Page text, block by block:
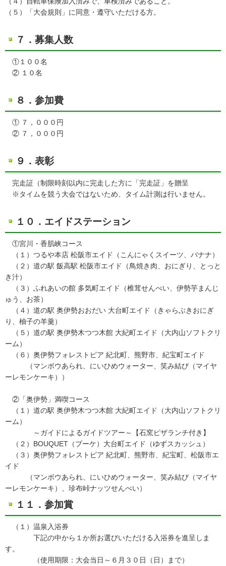
（５）「大会規則」に同意・遵守いただける方。
７．募集人数
①１００名
② １０名
８．参加費
① ７，０００円
② ７，０００円
９．表彰
完走証（制限時刻以内に完走した方に「完走証」を贈呈
※タイムを競う大会ではないため、タイム計測は行いません。
１０．エイドステーション
①宮川・香肌峡コース
（１）つるや本店 松阪市エイド（こんにゃくスイーツ、バナナ）
（２）道の駅 飯高駅 松阪市エイド（鳥焼き肉、おにぎり、とっと
き汁）
（３）ふれあいの館 多気町エイド（椎茸せんべい、伊勢芋まんじ
ゅう、お茶）
（４）道の駅 奥伊勢おおだい 大台町エイド（きゃらぶきおにぎ
り、柚子の羊羹）
（５）道の駅 奥伊勢木つつ木館 大紀町エイド（大内山ソフトクリ
ーム）
（６）奥伊勢フォレストピア 紀北町、熊野市、紀宝町エイド
（マンボウあられ、にいひめウォーター、笑み結び（マイヤ
ーレモンケーキ））
②「奥伊勢」満喫コース
（１）道の駅 奥伊勢木つつ木館 大紀町エイド（大内山ソフトクリ
ーム）
～ガイドによるガイドツアー～【石窯ピザランチ付き】
（２）BOUQUET（ブーケ）大台町エイド（ゆずスカッシュ）
（３）奥伊勢フォレストピア 紀北町、熊野市、紀宝町、松阪市エ
イド
（マンボウあられ、にいひめウォーター、笑み結び（マイヤ
ーレモンケーキ）、珍布峠ナッツせんべい）
１１．参加賞
（１）温泉入浴券
下記の中から１か所お選びいただける入浴券を進呈しま
す。
（使用期限：大会当日～６月３０日（日）まで）